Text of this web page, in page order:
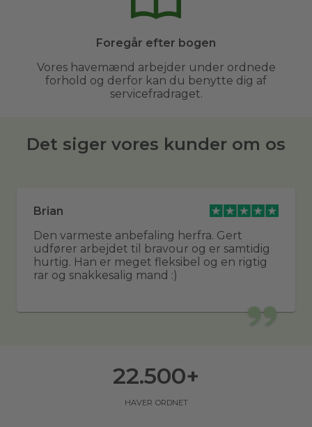
Foregår efter bogen
Vores havemænd arbejder under ordnede
forhold og derfor kan du benytte dig af
servicefradraget.
Det siger vores kunder om os
Brian
Den varmeste anbefaling herfra. Gert
udfører arbejdet til bravour og er samtidig
hurtig. Han er meget fleksibel og en rigtig
rar og snakkesalig mand :)
haver ordnet
22.500+